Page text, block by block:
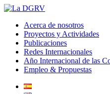
Acerca de nosotros
Proyectos y Actividades
Publicaciones
Redes Internacionales
Año Internacional de las
Empleo & Propuestas